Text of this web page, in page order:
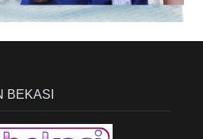
BEKASI